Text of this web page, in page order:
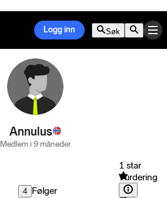
Logg inn Søk
Annulus
Medlem i 9 måneder
4 Følger
1 star
Vurdering